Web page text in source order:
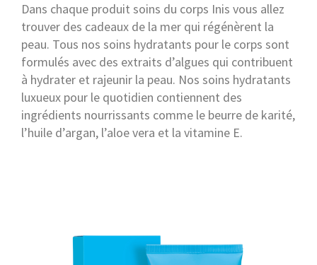
Dans chaque produit soins du corps Inis vous allez
trouver des cadeaux de la mer qui régénèrent la
peau. Tous nos soins hydratants pour le corps sont
formulés avec des extraits d’algues qui contribuent
à hydrater et rajeunir la peau. Nos soins hydratants
luxueux pour le quotidien contiennent des
ingrédients nourrissants comme le beurre de karité,
l’huile d’argan, l’aloe vera et la vitamine E.